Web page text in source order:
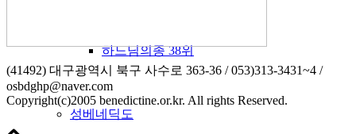
하느님의종 38위
성베네딕도
(41492) 대구광역시 북구 사수로 363-36 / 053)313-3431~4 /
osbdghp@naver.com
Copyright(c)2005 benedictine.or.kr. All rights Reserved.